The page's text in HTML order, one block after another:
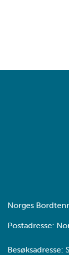
Norges
Postadresse:
Besøksadresse: